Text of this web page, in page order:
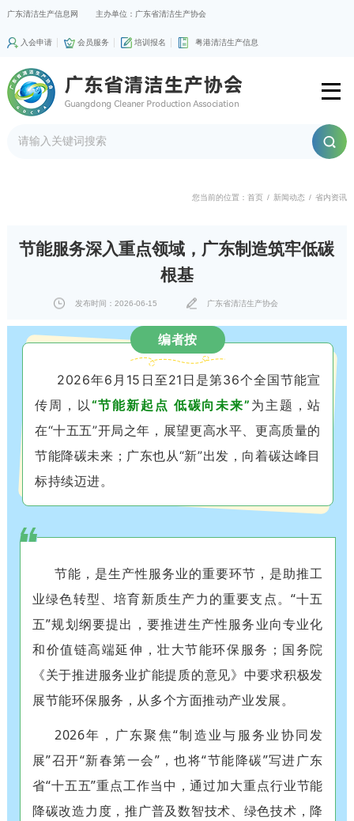
广东清洁生产信息网 主办单位：广东省清洁生产协会
入会申请 会员服务 培训报名 粤港清洁生产信息
您当前的位置：首页 / 新闻动态 / 省内资讯
节能服务深入重点领域，广东制造筑牢低碳
根基
发布时间：2026-06-15 广东省清洁生产协会
编者按
2026年6月15日至21日是第36个全国节能宣
传周，以“节能新起点 低碳向未来” 为主题，站
在“十五五”开局之年，展望更高水平、更高质量的
节能降碳未来；广东也从“新”出发，向着碳达峰目
标持续迈进。
节能，是生产性服务业的重要环节，是助推工
业绿色转型、培育新质生产力的重要支点。“十五
五”规划纲要提出，要推进生产性服务业向专业化
和价值链高端延伸，壮大节能环保服务；国务院
《关于推进服务业扩能提质的意见》中要求积极发
展节能环保服务，从多个方面推动产业发展。
2026年，广东聚焦“制造业与服务业协同发
展”召开“新春第一会”，也将“节能降碳”写进广东
省“十五五”重点工作当中，通过加大重点行业节能
降碳改造力度，推广普及数智技术、绿色技术，降